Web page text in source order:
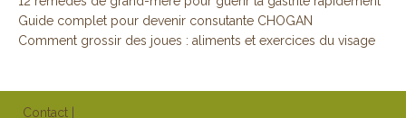
Guide complet pour devenir consutante CHOGAN
Comment grossir des joues : aliments et exercices du visage
Contact |